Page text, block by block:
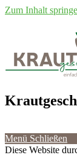
Zum Inhalt
Menü Schließen
Diese Website